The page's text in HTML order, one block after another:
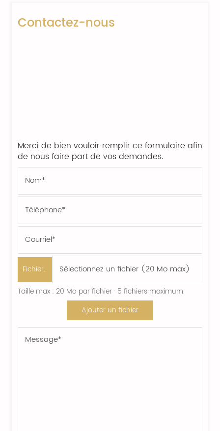
Contactez-nous
Merci de bien vouloir remplir ce formulaire afin
de nous faire part de vos demandes.
Fichier…
Taille max : 20 Mo par fichier · 5 fichiers maximum.
Ajouter un fichier